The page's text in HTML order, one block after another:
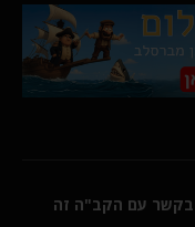
בקשר עם הקב"ה זה